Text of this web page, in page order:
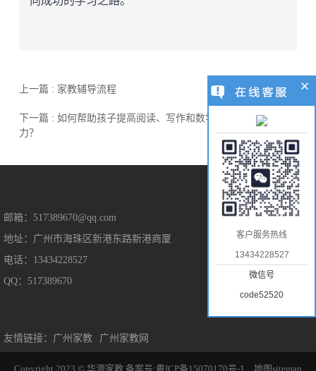
上一篇 : 家教辅导流程
下一篇 : 如何帮助孩子提高阅读、写作和数学等基础学科的能
力？
邮箱：517389670@qq.com
地址：广州市海珠区新港东路新港商厦
电话：13434228527
QQ：517389670
售后保障
售后服务
隐私保护
免责声明
友情链接： 广州家教 广州家教网
Copyright 2023 © 华源家教 备案号:粤ICP备15070170号-1 地图sitemap
客户服务热线
13434228527
微信号
code52520